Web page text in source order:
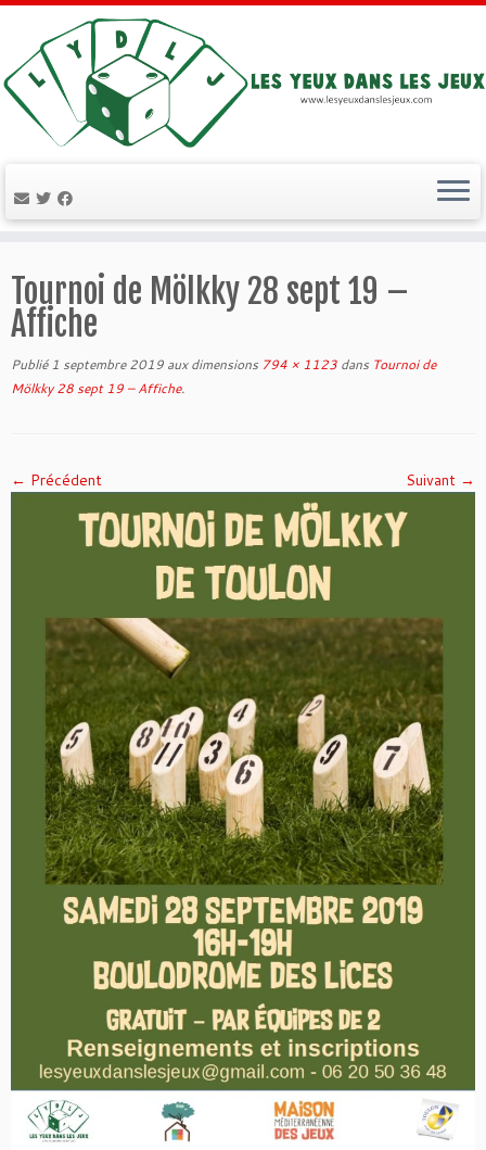
au
contenu
Tournoi de Mölkky 28 sept 19 –
Affiche
Publié 1 septembre 2019 aux dimensions 794 × 1123 dans Tournoi de
Mölkky 28 sept 19 – Affiche.
← Précédent Suivant →